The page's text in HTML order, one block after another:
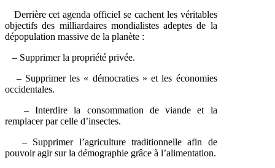
Derrière cet agenda officiel se cachent les véritables
objectifs des milliardaires mondialistes adeptes de la
dépopulation massive de la planète :
– Supprimer la propriété privée.
– Supprimer les « démocraties » et les économies
occidentales.
– Interdire la consommation de viande et la
remplacer par celle d’insectes.
– Supprimer l’agriculture traditionnelle afin de
pouvoir agir sur la démographie grâce à l’alimentation.